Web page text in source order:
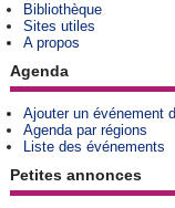
Bibliothèque
Sites utiles
A propos
Agenda
Ajouter un événement
Agenda par régions
Liste des événements
Petites annonces